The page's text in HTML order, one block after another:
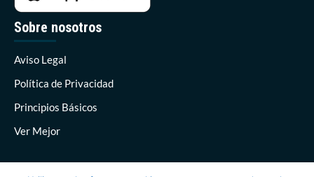
Sobre nosotros
Aviso Legal
Política de Privacidad
Principios Básicos
Ver Mejor